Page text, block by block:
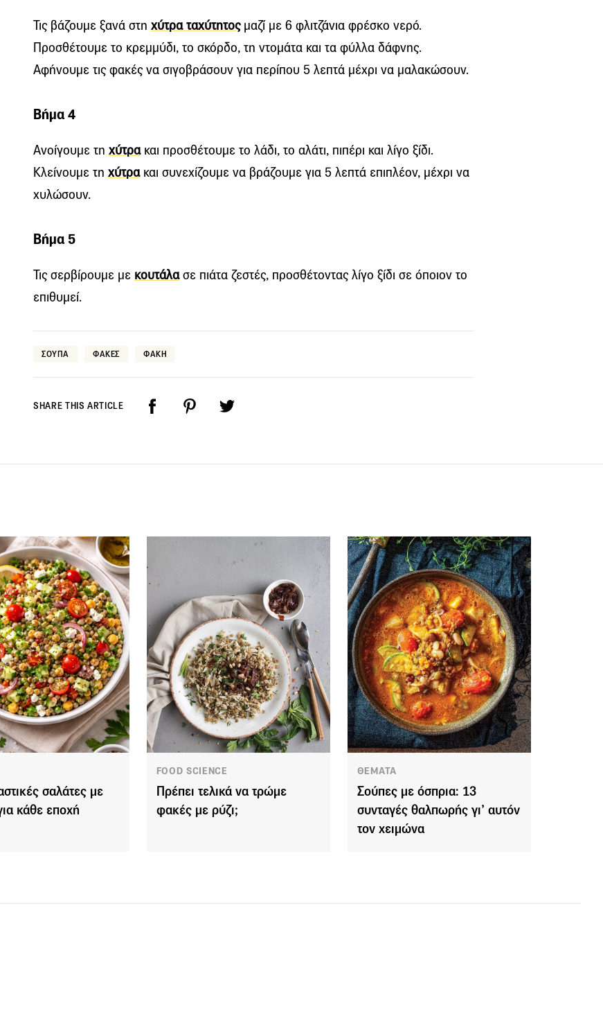
Τις βάζουμε ξανά στη χύτρα ταχύτητοςμαζί με 6 φλιτζάνια φρέσκο νερό.
Προσθέτουμε το κρεμμύδι, το σκόρδο, τη ντομάτα και τα φύλλα δάφνης.
Αφήνουμε τις φακές να σιγοβράσουν για περίπου 5 λεπτά μέχρι να μαλακώσουν.
Βήμα 4
Ανοίγουμε τη χύτρακαι προσθέτουμε το λάδι, το αλάτι, πιπέρι και λίγο ξίδι.
Κλείνουμε τη χύτρακαι συνεχίζουμε να βράζουμε για 5 λεπτά επιπλέον, μέχρι να
χυλώσουν.
Βήμα 5
Τις σερβίρουμε με κουτάλασε πιάτα ζεστές, προσθέτοντας λίγο ξίδι σε όποιον το
επιθυμεί.
ΣΟΥΠΑ ΦΑΚΕΣ ΦΑΚΗ
SHARE THIS ARTICLE
σαλάτες με
κάθε εποχή
FOOD SCIENCE
Πρέπει τελικά να τρώμε
φακές με ρύζι;
ΘΕΜΑΤΑ
Σούπες με όσπρια: 13
συνταγές θαλπωρής γι’ αυτόν
τον χειμώνα